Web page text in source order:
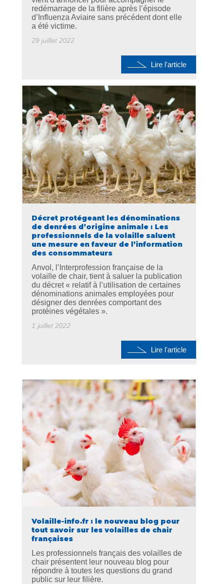
redémarrage de la filière après l’épisode
d’Influenza Aviaire sans précédent dont elle
a été victime.
29 juillet 2022
Lire l'article
Décret protégeant les dénominations
de denrées d’origine animale : Les
professionnels de la volaille saluent
une mesure en faveur de l’information
des consommateurs
Anvol, l’Interprofession française de la
volaille de chair, tient à saluer la publication
du décret « relatif à l’utilisation de certaines
dénominations animales employées pour
désigner des denrées comportant des
protéines végétales ».
1 juillet 2022
Lire l'article
Volaille-info.fr : le nouveau blog pour
tout savoir sur les volailles de chair
françaises
Les professionnels français des volailles de
chair présentent leur nouveau blog pour
répondre à toutes les questions du grand
public sur leur filière.